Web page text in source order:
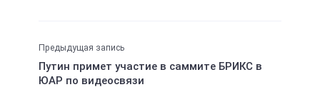
Предыдущая запись
Путин примет участие в саммите БРИКС в
ЮАР по видеосвязи